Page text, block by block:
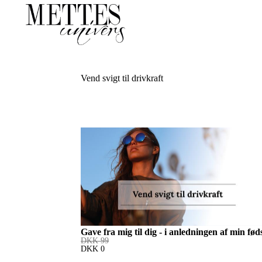
Vend svigt til drivkraft
Gave fra mig til dig - i anledningen af min
DKK 99
DKK 0